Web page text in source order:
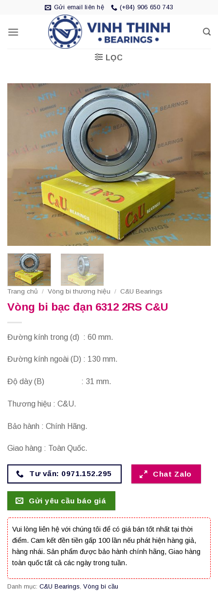
nội
Gửi email liên hệ (+84) 906 650 743
LỌC
Trang chủ / Vòng bi thương hiệu / C&U Bearings
Vòng bi bạc đạn 6312 2RS C&U
Đường kính trong (d) : 60 mm.
Đường kính ngoài (D) : 130 mm.
Độ dày (B) : 31 mm.
Thương hiệu : C&U.
Bảo hành : Chính Hãng.
Giao hàng : Toàn Quốc.
Tư vấn: 0971.152.295 Chat Zalo
Gửi yêu cầu báo giá
Vui lòng liên hệ với chúng tôi để có giá bán tốt nhất tại thời
điểm. Cam kết đền tiền gấp 100 lần nếu phát hiện hàng giả,
hàng nhái. Sản phẩm được bảo hành chính hãng, Giao hàng
toàn quốc tất cả các ngày trong tuần.
Danh mục: C&U Bearings, Vòng bi cầu